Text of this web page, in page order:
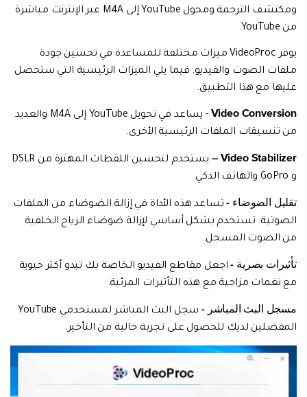
ومكتشف الترجمة ومحول YouTube إلى M4A عبر الإنترنت مباشرة
من YouTube.
يوفر VideoProc ميزات مختلفة للمساعدة في تحسين جودة
ملفات الصوت والفيديو. فيما يلي الميزات الرئيسية التي ستحصل
عليها مع هذا التطبيق.
Video Conversion
- يساعد في تحويل YouTube إلى M4A والعديد
من تنسيقات الملفات الرئيسية الأخرى.
Video Stabilizer –
يستخدم لتحسين اللقطات المهتزة من DSLR
و GoPro والهاتف الذكي.
تقليل الضوضاء - تساعد هذه الأداة في إزالة الضوضاء من الملفات
الصوتية. تستخدم بشكل أساسي لإزالة ضوضاء الرياح الخلفية
من الصوت المسجل.
تأثيرات بصرية - اجعل مقاطع الفيديو الخاصة بك تبدو أكثر حيوية
مع نغمات مزاجية مع هذه التأثيرات المرئية.
مسجل البث المباشر -
سجل البث المباشر لمستخدمي YouTube
المفضلين لديك للحصول على تجربة خالية من التأخير.